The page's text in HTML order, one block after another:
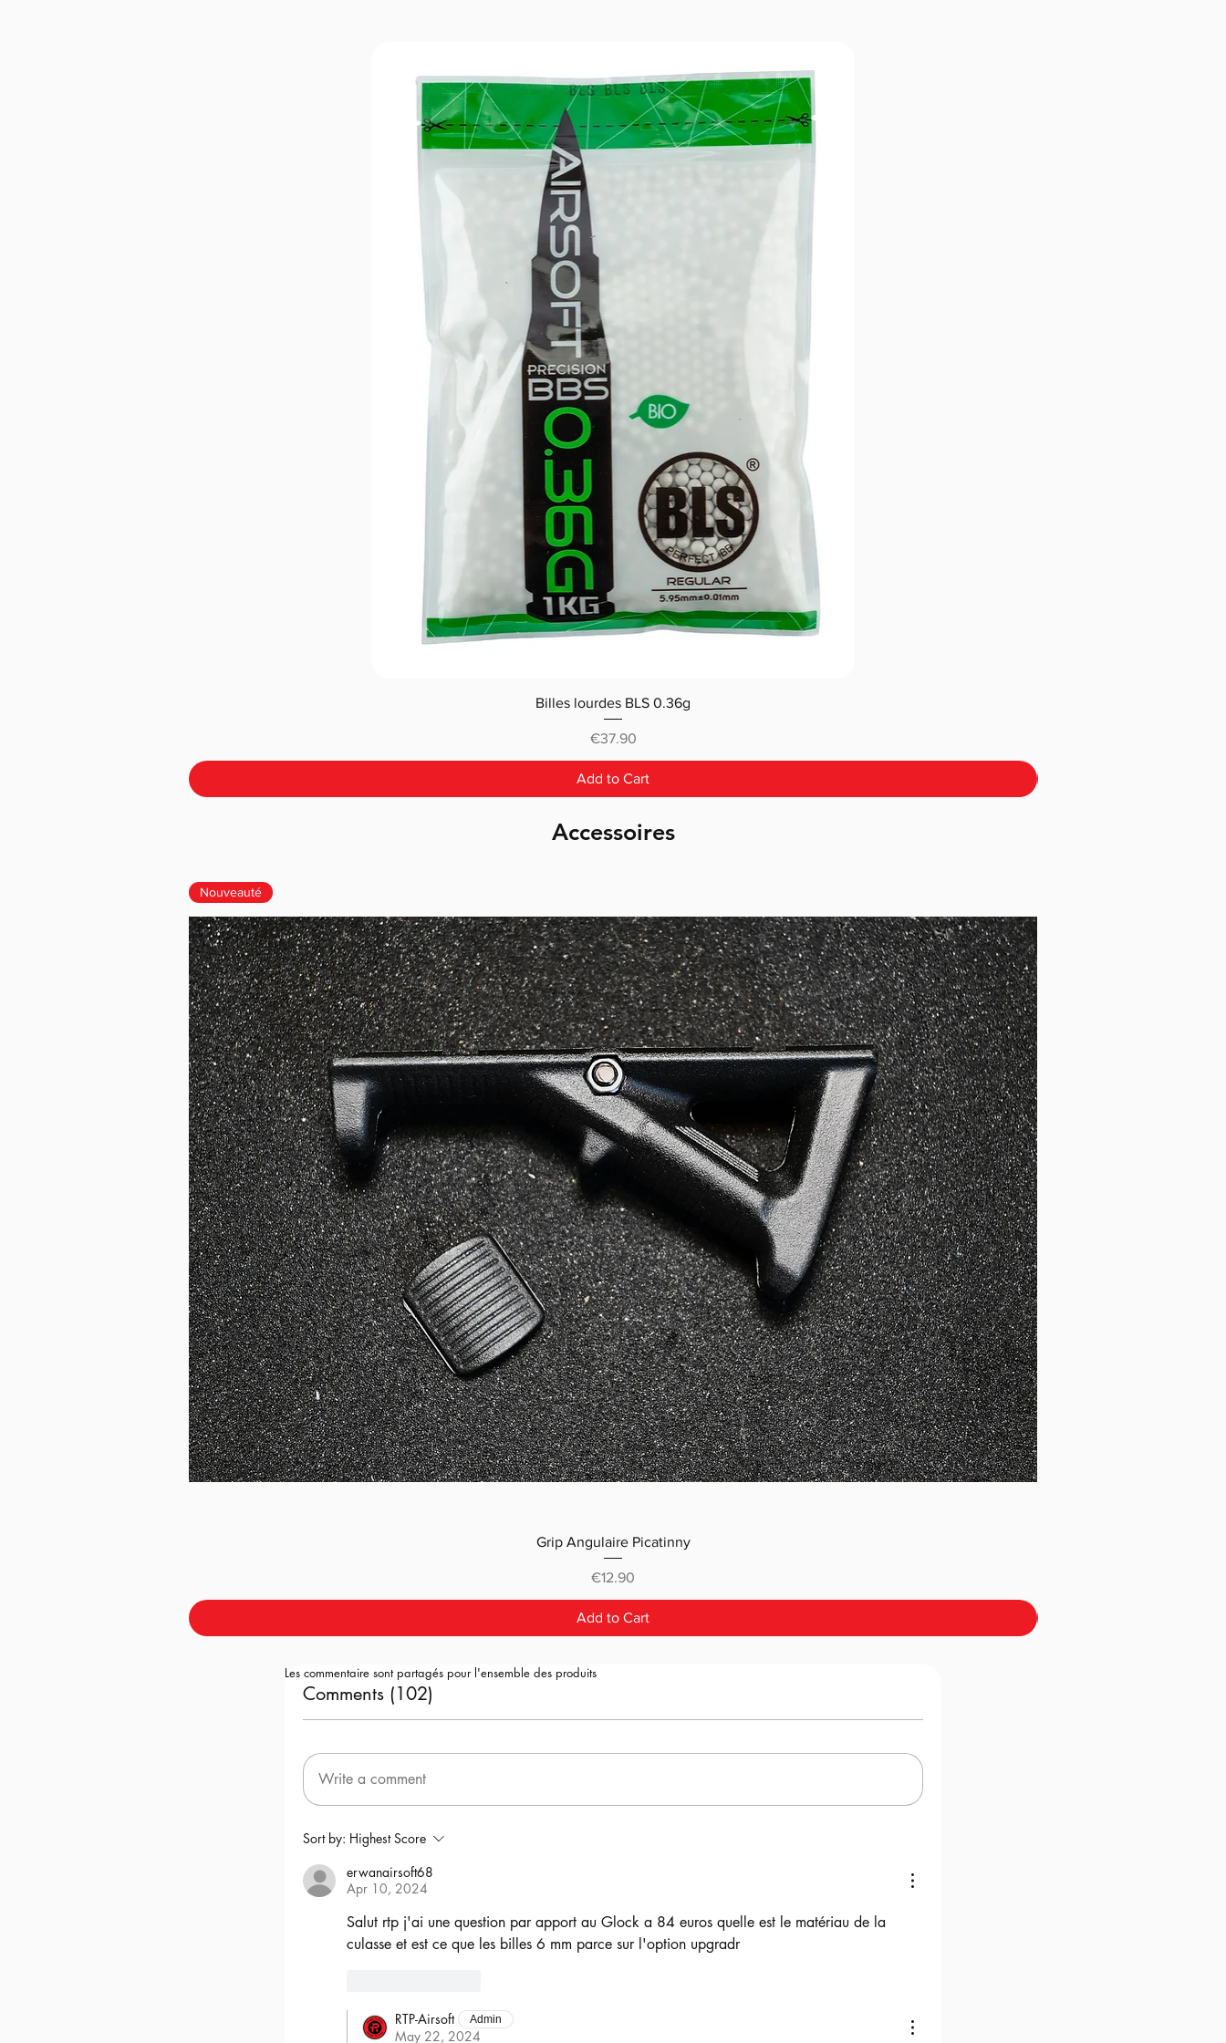
Billes lourdes BLS 0.36g
Price
€37.90
Add to Cart
Accessoires
Nouveauté
Grip Angulaire Picatinny
Price
€12.90
Add to Cart
Comments (102)
Write a comment
Sort by: Highest Score
erwanairsoft68
Apr 10, 2024
Salut rtp j'ai une question par apport au Glock a 84 euros quelle est le matériau de la
culasse et est ce que les billes 6 mm parce sur l'option upgradr
RTP-Airsoft Admin
May 22, 2024
Les commentaire sont partagés pour l'ensemble des produits